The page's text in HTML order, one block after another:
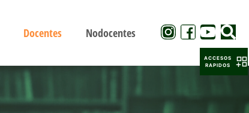
Docentes Nodocentes
ACCESOS
RAPIDOS